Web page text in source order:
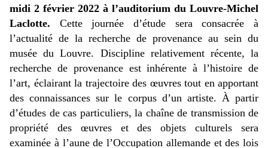
midi 2 février 2022 à l’auditorium du Louvre-Michel
Laclotte. Cette journée d’étude sera consacrée à
l’actualité de la recherche de provenance au sein du
musée du Louvre. Discipline relativement récente, la
recherche de provenance est inhérente à l’histoire de
l’art, éclairant la trajectoire des œuvres tout en apportant
des connaissances sur le corpus d’un artiste. À partir
d’études de cas particuliers, la chaîne de transmission de
propriété des œuvres et des objets culturels sera
examinée à l’aune de l’Occupation allemande et des lois